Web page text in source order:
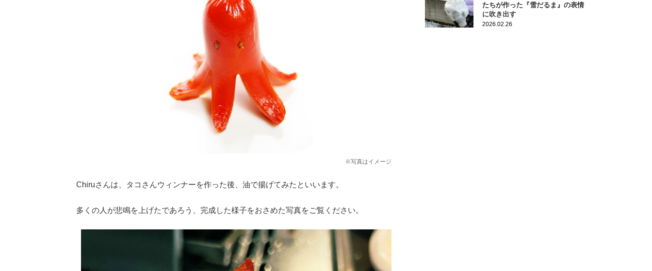
※写真はイメージ
Chiruさんは、タコさんウィンナーを作った後、油で揚げてみたといいます。
多くの人が悲鳴を上げたであろう、完成した様子をおさめた写真をご覧ください。
たちが作った『雪だるま』の表情
に吹き出す
2026.02.26